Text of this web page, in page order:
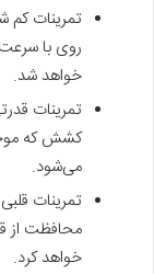
تمرینات کم
روی با
خواهد شد.
تمرینات
کشش که
می‌شود.
تمرینات
محافظت از
خواهد کرد.